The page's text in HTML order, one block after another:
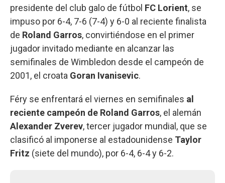
presidente del club galo de fútbol FC Lorient, se
impuso por 6-4, 7-6 (7-4) y 6-0 al reciente finalista
de Roland Garros, convirtiéndose en el primer
jugador invitado mediante en alcanzar las
semifinales de Wimbledon desde el campeón de
2001, el croata Goran Ivanisevic.
Féry se enfrentará el viernes en semifinales al
reciente campeón de Roland Garros, el alemán
Alexander Zverev, tercer jugador mundial, que se
clasificó al imponerse al estadounidense Taylor
Fritz (siete del mundo), por 6-4, 6-4 y 6-2.